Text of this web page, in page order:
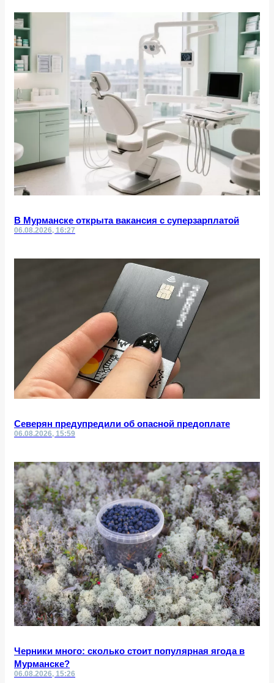
В Мурманске открыта вакансия с суперзарплатой
06.08.2026, 16:27
Северян предупредили об опасной предоплате
06.08.2026, 15:59
Черники много: сколько стоит популярная ягода в
Мурманске?
06.08.2026, 15:26